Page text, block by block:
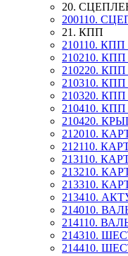
20.
200110.
21. КПП
210110.
210210.
210220.
210310.
210320.
210410.
210420.
212010.
212110.
213110.
213210.
213310.
213410.
214010.
214110.
214310.
214410.